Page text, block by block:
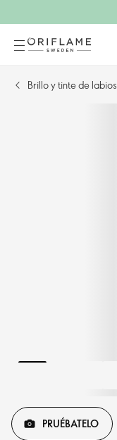
Brillo y tinte de labios
PRUÉBATELO